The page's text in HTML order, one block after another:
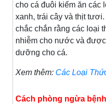
cho cá đuôi kiếm ăn các
xanh, trái cây và thịt
chắc chắn rằng các loại
nhiễm cho nước và
dưỡng cho cá.
Xem thêm: Các Loại
Cách phòng ngừa